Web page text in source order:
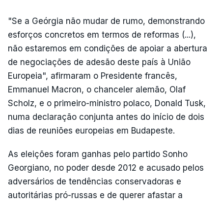
"Se a Geórgia não mudar de rumo, demonstrando
esforços concretos em termos de reformas (...),
não estaremos em condições de apoiar a abertura
de negociações de adesão deste país à União
Europeia", afirmaram o Presidente francês,
Emmanuel Macron, o chanceler alemão, Olaf
Scholz, e o primeiro-ministro polaco, Donald Tusk,
numa declaração conjunta antes do início de dois
dias de reuniões europeias em Budapeste.
As eleições foram ganhas pelo partido Sonho
Georgiano, no poder desde 2012 e acusado pelos
adversários de tendências conservadoras e
autoritárias pró-russas e de querer afastar a